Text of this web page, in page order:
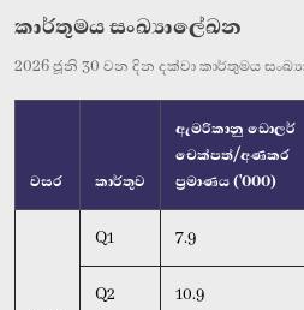
කාර්තුමය සංඛ්‍යාලේඛන
2026 ජූනි 30 වන දින දක්වා කාර්තුමය
වසර කාර්තුව
ඇමරිකානු ඩොලර්
චෙක්පත්/අණකර
ප්‍රමාණය ('000)
Q1 7.9
Q2 10.9